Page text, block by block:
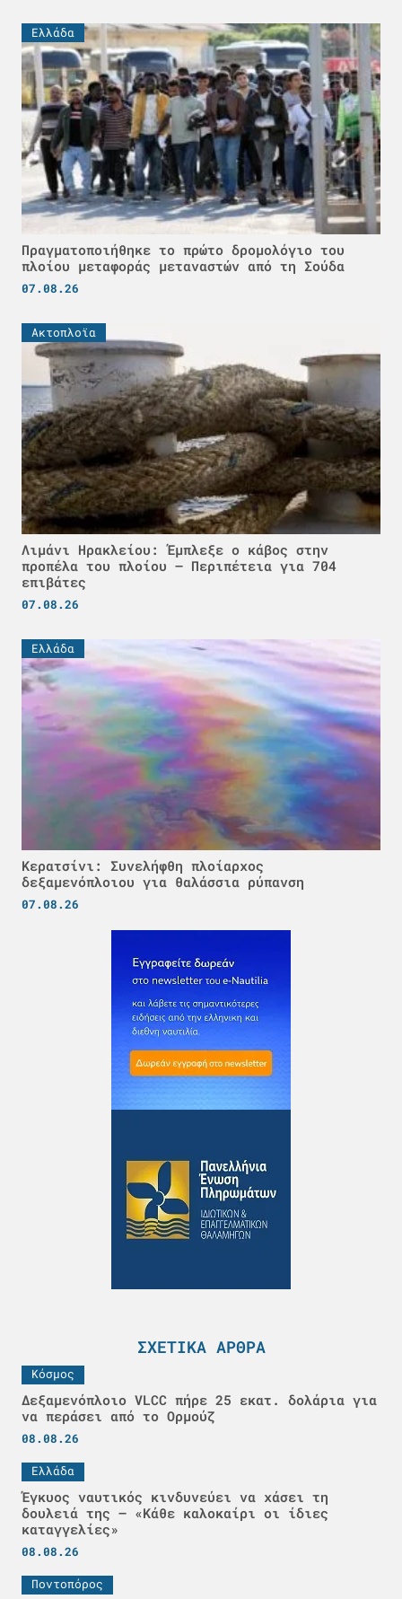
Ελλάδα
Πραγματοποιήθηκε το πρώτο δρομολόγιο του
πλοίου μεταφοράς μεταναστών από τη Σούδα
07.08.26
Ακτοπλοϊα
Λιμάνι Ηρακλείου: Έμπλεξε ο κάβος στην
προπέλα του πλοίου – Περιπέτεια για 704
επιβάτες
07.08.26
Ελλάδα
Κερατσίνι: Συνελήφθη πλοίαρχος
δεξαμενόπλοιου για θαλάσσια ρύπανση
07.08.26
ΣΧΕΤΙΚΆ ΆΡΘΡΑ
Κόσμος
Δεξαμενόπλοιο VLCC πήρε 25 εκατ. δολάρια για
να περάσει από το Ορμούζ
08.08.26
Ελλάδα
Έγκυος ναυτικός κινδυνεύει να χάσει τη
δουλειά της – «Κάθε καλοκαίρι οι ίδιες
καταγγελίες»
08.08.26
Ποντοπόρος